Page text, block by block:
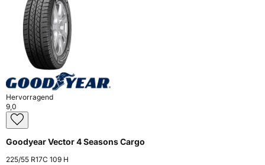
Hervorragend
9,0
Goodyear Vector 4 Seasons Cargo
225/55 R17C 109 H